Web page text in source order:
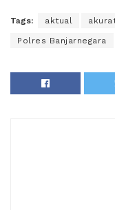
Tags: aktual
Polres Banjarnegara